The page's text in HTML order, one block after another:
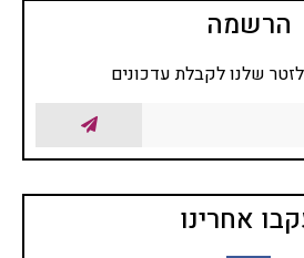
מרפא נמכרות בצורות שונות
בצורה טבעית, מיובשים,
אבקות, תה.
כל השיטות של טיפול
שמהם מושתתת הנחת היסוד
שלכל מחלה קיים המקור
הרשמה
שלנו לקבלת עדכונים
אחרינו